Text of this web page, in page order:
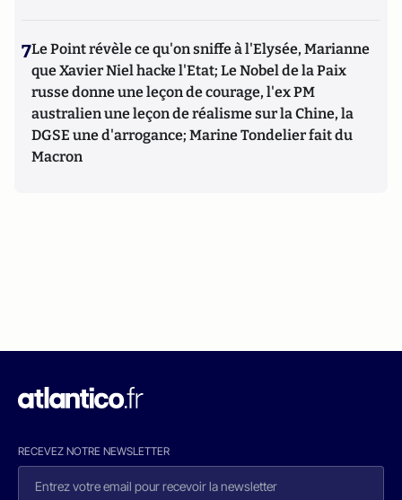
7Le Point révèle ce qu'on sniffe à l'Elysée, Marianne
que Xavier Niel hacke l'Etat; Le Nobel de la Paix
russe donne une leçon de courage, l'ex PM
australien une leçon de réalisme sur la Chine, la
DGSE une d'arrogance; Marine Tondelier fait du
Macron
RECEVEZ NOTRE NEWSLETTER